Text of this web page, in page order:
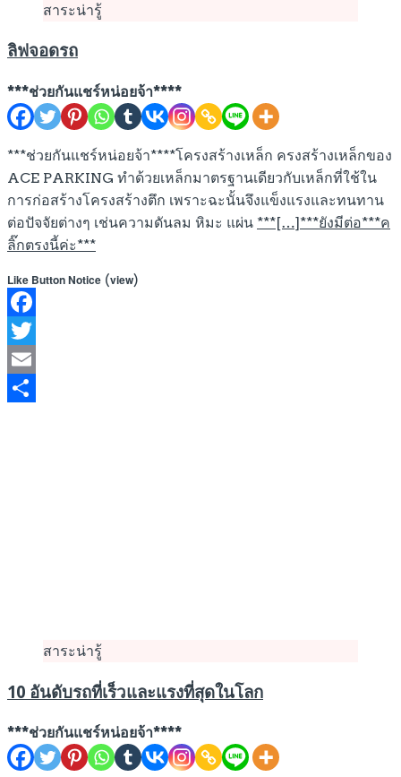
สาระน่ารู้
ลิฟจอดรถ
***ช่วยกันแชร์หน่อยจ้า****
***ช่วยกันแชร์หน่อยจ้า****โครงสร้างเหล็ก ครงสร้างเหล็กของ
ACE PARKING ทำด้วยเหล็กมาตรฐานเดียวกับเหล็กที่ใช้ใน
การก่อสร้างโครงสร้างตึก เพราะฉะนั้นจึงแข็งแรงและทนทาน
ต่อปัจจัยต่างๆ เช่นความดันลม หิมะ แผ่น ***[…]***ยังมีต่อ***ค
ลิ๊กตรงนี้ค่ะ***
Like Button Notice (view)
Facebook
Twitter
Email
สาระน่ารู้
10 อันดับรถที่เร็วและแรงที่สุดในโลก
***ช่วยกันแชร์หน่อยจ้า****